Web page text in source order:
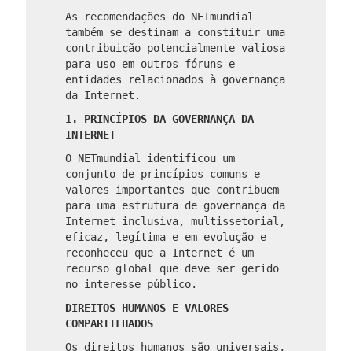
As recomendações do NETmundial
também se destinam a constituir uma
contribuição potencialmente valiosa
para uso em outros fóruns e
entidades relacionados à governança
da Internet.
1. PRINCÍPIOS DA GOVERNANÇA DA
INTERNET
O NETmundial identificou um
conjunto de princípios comuns e
valores importantes que contribuem
para uma estrutura de governança da
Internet inclusiva, multissetorial,
eficaz, legítima e em evolução e
reconheceu que a Internet é um
recurso global que deve ser gerido
no interesse público.
DIREITOS HUMANOS E VALORES
COMPARTILHADOS
Os direitos humanos são universais,